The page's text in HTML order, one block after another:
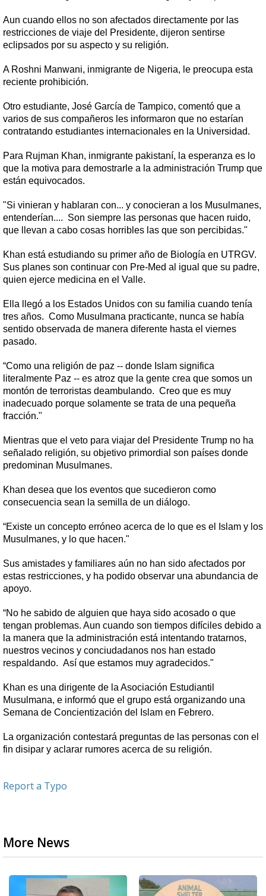
Aun cuando ellos no son afectados directamente por las
restricciones de viaje del Presidente, dijeron sentirse
eclipsados por su aspecto y su religión.
A Roshni Manwani, inmigrante de Nigeria, le preocupa esta
reciente prohibición.
Otro estudiante, José García de Tampico, comentó que a
varios de sus compañeros les informaron que no estarían
contratando estudiantes internacionales en la Universidad.
Para Rujman Khan, inmigrante pakistaní, la esperanza es lo
que la motiva para demostrarle a la administración Trump que
están equivocados.
"Si vinieran y hablaran con... y conocieran a los Musulmanes,
entenderían.... Son siempre las personas que hacen ruido,
que llevan a cabo cosas horribles las que son percibidas."
Khan está estudiando su primer año de Biología en UTRGV.
Sus planes son continuar con Pre-Med al igual que su padre,
quien ejerce medicina en el Valle.
Ella llegó a los Estados Unidos con su familia cuando tenía
tres años. Como Musulmana practicante, nunca se había
sentido observada de manera diferente hasta el viernes
pasado.
“Como una religión de paz -- donde Islam significa
literalmente Paz -- es atroz que la gente crea que somos un
montón de terroristas deambulando. Creo que es muy
inadecuado porque solamente se trata de una pequeña
fracción."
Mientras que el veto para viajar del Presidente Trump no ha
señalado religión, su objetivo primordial son países donde
predominan Musulmanes.
Khan desea que los eventos que sucedieron como
consecuencia sean la semilla de un diálogo.
“Existe un concepto erróneo acerca de lo que es el Islam y los
Musulmanes, y lo que hacen."
Sus amistades y familiares aún no han sido afectados por
estas restricciones, y ha podido observar una abundancia de
apoyo.
“No he sabido de alguien que haya sido acosado o que
tengan problemas. Aun cuando son tiempos difíciles debido a
la manera que la administración está intentando tratarnos,
nuestros vecinos y conciudadanos nos han estado
respaldando. Así que estamos muy agradecidos."
Khan es una dirigente de la Asociación Estudiantil
Musulmana, e informó que el grupo está organizando una
Semana de Concientización del Islam en Febrero.
La organización contestará preguntas de las personas con el
fin disipar y aclarar rumores acerca de su religión.
Report a Typo
More News